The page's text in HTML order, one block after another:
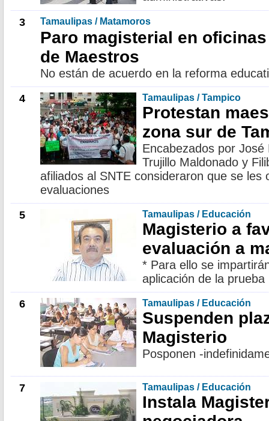
3 Tamaulipas / Matamoros
Paro magisterial en
de Maestros
No están de acuerdo en la reforma
4 Tamaulipas / Tampico
Protestan
zona sur de
Encabezados por
Trujillo Maldonado y
afiliados al SNTE consideraron que se les
evaluaciones
5 Tamaulipas / Educación
Magisterio a
evaluación a
* Para ello se
aplicación de la prueba
6 Tamaulipas / Educación
Suspenden
Magisterio
Posponen -
7 Tamaulipas / Educación
Instala